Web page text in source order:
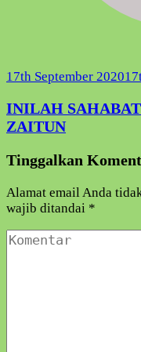
17th September 2020
INILAH
ZAITUN
Tinggalkan
Alamat email Anda
wajib ditandai *
Komentar